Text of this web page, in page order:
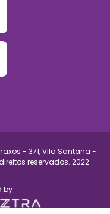
- 371, Vila Santana -
reservados. 2022
by